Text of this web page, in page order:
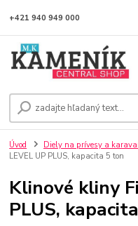
+421 940 949 000
Úvod Diely na prívesy a
LEVEL UP PLUS, kapacita 5 ton
Klinové kliny
PLUS,